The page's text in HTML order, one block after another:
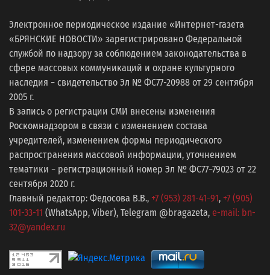
Электронное периодическое издание «Интернет-газета
«БРЯНСКИЕ НОВОСТИ» зарегистрировано Федеральной
службой по надзору за соблюдением законодательства в
сфере массовых коммуникаций и охране культурного
наследия − свидетельство Эл № ФС77-20988 от 29 сентября
2005 г.
В запись о регистрации СМИ внесены изменения
Роскомнадзором в связи с изменением состава
учредителей, изменением формы периодического
распространения массовой информации, уточнением
тематики − регистрационный номер Эл № ФС77−79023 от 22
сентября 2020 г.
Главный редактор: Федосова В.В., +7 (953) 281-41-91, +7 (905)
101-33-11 (WhatsApp, Viber), Telegram @bragazeta, e-mail: bn-
32@yandex.ru